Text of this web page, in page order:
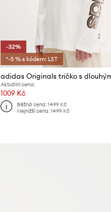
-32%
*-5 % s kódem: LST
Aktuální cena:
1009 Kč
Běžná cena: 1499 Kč
Nejnižší cena: 1499 Kč